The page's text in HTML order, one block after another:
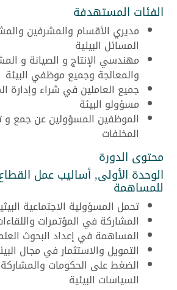
الفئات المستهدفة
مديري الأقسام والمشرفين
المسائل البيئية
مهندسي الإنتاج و الصيانة و
والمعالجة وجميع موظفي البيئة
جميع العاملين في شراء وإدارة
مسؤولو البيئة
الموظفين المسؤولين عن جمع و
المخلفات
محتوى الدورة
الوحدة الأولى, أساليب عمل
للمساهمة
تحمل المسؤولية الاجتماعية
المشاركة في المؤتمرات
المساهمة في إعداد البحوث
التمويل والاستثمار في مجال
الضغط على الحكومات
السياسات البيئية